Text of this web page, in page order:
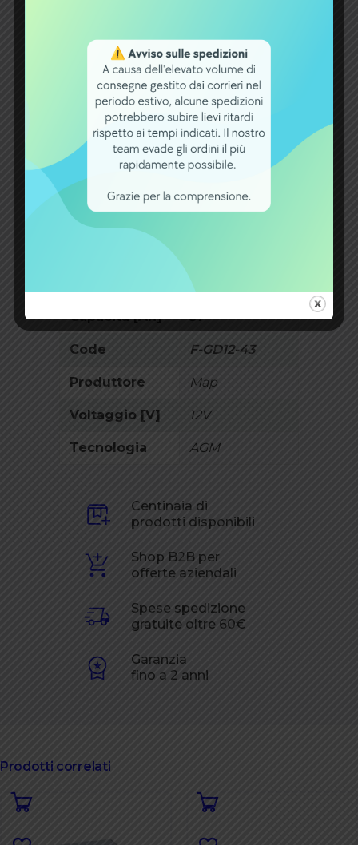
persone e apparecchiature
sensibili
Conformità normativa: scuole,
ospedali, aeroporti, ecc
Installazioni in spazi ristretti
INFORMAZIONI AGGIUNTIVE
cm
Capacità [Ah]
37
Code F-GD12-43
Produttore Map
Voltaggio [V] 12V
Tecnologia AGM
Centinaia di
prodotti disponibili
Shop B2B per
offerte aziendali
Spese spedizione
gratuite oltre 60€
Garanzia
fino a 2 anni
Prodotti correlati